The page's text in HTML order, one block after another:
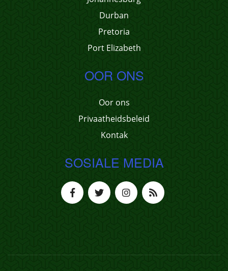
Durban
Pretoria
Port Elizabeth
OOR ONS
Oor ons
Privaatheidsbeleid
Kontak
SOSIALE MEDIA